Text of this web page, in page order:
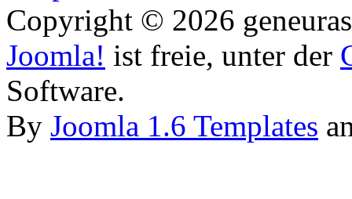
Copyright © 2026
Joomla! ist freie, unter der
Software.
By Joomla 1.6 Templates